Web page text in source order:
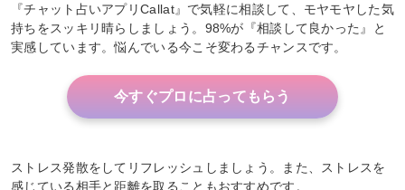
『チャット占いアプリCallat』で気軽に相談して、モヤモヤした気
持ちをスッキリ晴らしましょう。98%が『相談して良かった』と
実感しています。悩んでいる今こそ変わるチャンスです。
今すぐプロに占ってもらう
ストレス発散をしてリフレッシュしましょう。また、ストレスを
感じている相手と距離を取ることもおすすめです。